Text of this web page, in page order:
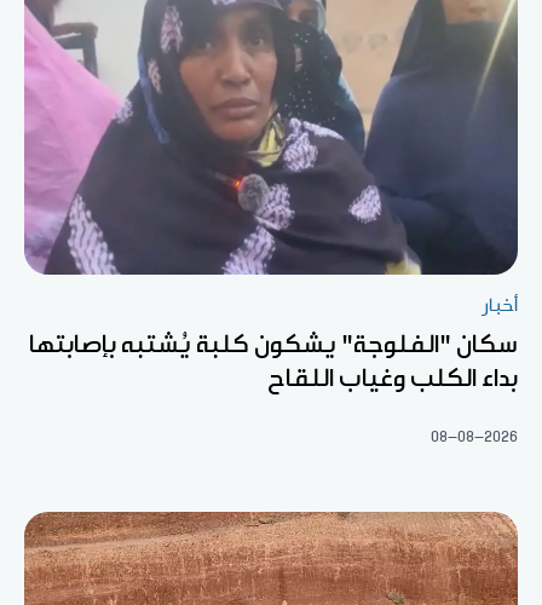
أخبار
سكان "الفلوجة" يشكون كلبة يُشتبه بإصابتها
بداء الكلب وغياب اللقاح
08-08-2026